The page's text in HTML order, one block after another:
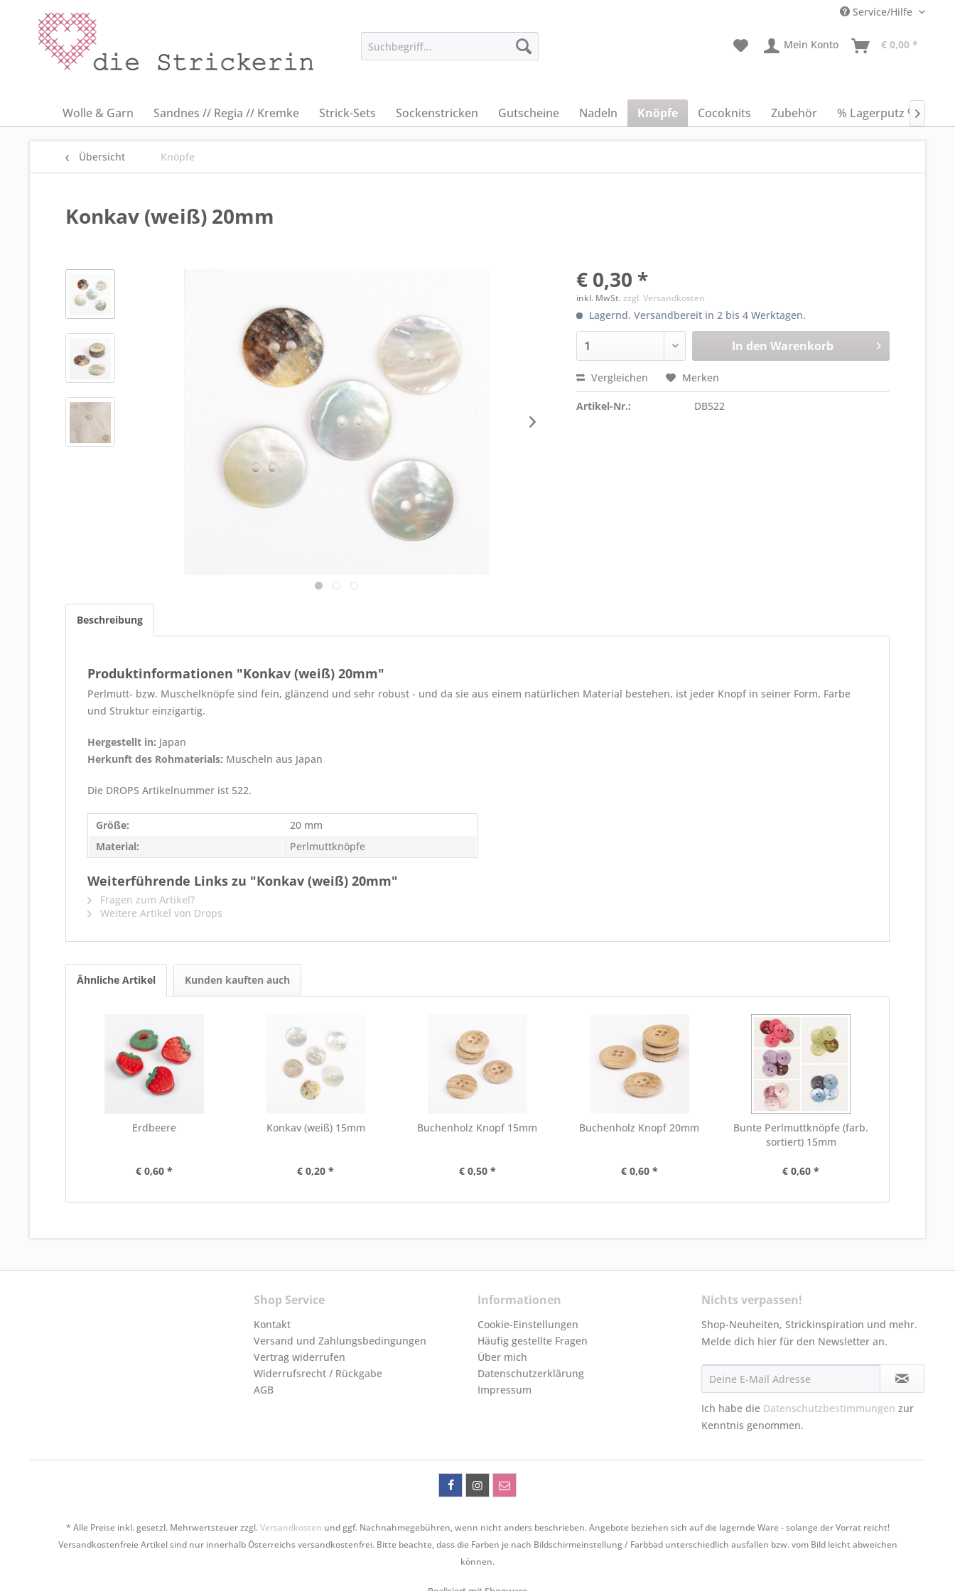
Service/Hilfe
Mein Konto € 0,00 *
Wolle & Garn Sandnes // Regia // Kremke Strick-Sets Sockenstricken Gutscheine Nadeln Knöpfe Cocoknits Zubehör % Lagerputz %
Übersicht Knöpfe
Konkav (weiß) 20mm
€ 0,30 *
inkl. MwSt.zzgl. Versandkosten
Lagernd. Versandbereit in 2 bis 4 Werktagen.
In den Warenkorb
Vergleichen Merken
Artikel-Nr.: DB522
Beschreibung
Produktinformationen "Konkav (weiß) 20mm"
Perlmutt- bzw. Muschelknöpfe sind fein, glänzend und sehr robust - und da sie aus einem natürlichen Material bestehen, ist jeder Knopf in seiner Form, Farbe
und Struktur einzigartig.
Hergestellt in: Japan
Herkunft des Rohmaterials: Muscheln aus Japan
Die DROPS Artikelnummer ist 522.
Größe:
20 mm
Material:
Perlmuttknöpfe
Weiterführende Links zu "Konkav (weiß) 20mm"
Fragen zum Artikel?
Weitere Artikel von Drops
Ähnliche Artikel Kunden kauften auch
Erdbeere
€ 0,60 *
Konkav (weiß) 15mm
€ 0,20 *
Buchenholz Knopf 15mm
€ 0,50 *
Buchenholz Knopf 20mm
€ 0,60 *
Bunte Perlmuttknöpfe (farb.
sortiert) 15mm
€ 0,60 *
Shop Service
Kontakt
Versand und Zahlungsbedingungen
Vertrag widerrufen
Widerrufsrecht / Rückgabe
AGB
Informationen
Cookie-Einstellungen
Häufig gestellte Fragen
Über mich
Datenschutzerklärung
Impressum
Nichts verpassen!
Shop-Neuheiten, Strickinspiration und mehr.
Melde dich hier für den Newsletter an.
Ich habe die Datenschutzbestimmungen zur
Kenntnis genommen.
* Alle Preise inkl. gesetzl. Mehrwertsteuer zzgl.Versandkosten und ggf. Nachnahmegebühren, wenn nicht anders beschrieben. Angebote beziehen sich auf die lagernde Ware - solange der Vorrat reicht!
Versandkostenfreie Artikel sind nur innerhalb Österreichs versandkostenfrei. Bitte beachte, dass die Farben je nach Bildschirmeinstellung / Farbbad unterschiedlich ausfallen bzw. vom Bild leicht abweichen
können.